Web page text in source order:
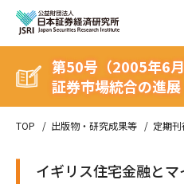
TOP 出版物・研究成果等 定期
第50号（2005年6
証券市場統合の進展
イギリス住宅金融と